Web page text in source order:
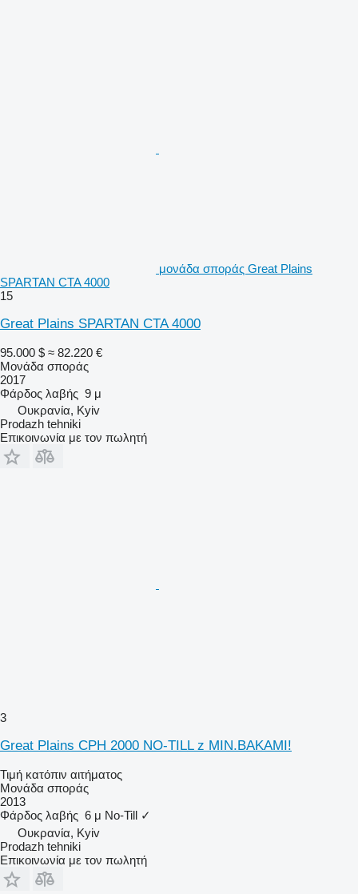
μονάδα σποράς Great Plains
SPARTAN CTA 4000
15
Great Plains SPARTAN CTA 4000
95.000 $ ≈ 82.220 €
Μονάδα σποράς
2017
Φάρδος λαβής 9 μ
Ουκρανία, Kyiv
Prodazh tehniki
Επικοινωνία με τον πωλητή
3
Great Plains CPH 2000 NO-TILL z MIN.BAKAMI!
Τιμή κατόπιν αιτήματος
Μονάδα σποράς
2013
Φάρδος λαβής 6 μ No-Till ✓
Ουκρανία, Kyiv
Prodazh tehniki
Επικοινωνία με τον πωλητή